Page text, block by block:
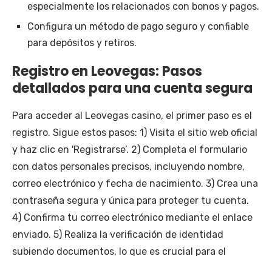
especialmente los relacionados con bonos y pagos.
Configura un método de pago seguro y confiable
para depósitos y retiros.
Registro en Leovegas: Pasos
detallados para una cuenta segura
Para acceder al Leovegas casino, el primer paso es el
registro. Sigue estos pasos: 1) Visita el sitio web oficial
y haz clic en 'Registrarse’. 2) Completa el formulario
con datos personales precisos, incluyendo nombre,
correo electrónico y fecha de nacimiento. 3) Crea una
contraseña segura y única para proteger tu cuenta.
4) Confirma tu correo electrónico mediante el enlace
enviado. 5) Realiza la verificación de identidad
subiendo documentos, lo que es crucial para el